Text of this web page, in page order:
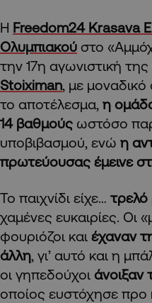
Η Freedom24 Krasava
Ολυμπιακού στο
την 17η αγωνιστική της
Stoiximan, με
το αποτέλεσμα, η
14 βαθμούς ωστόσο
υποβιβασμού, ενώ η
πρωτεύουσας έμεινε
Το παιχνίδι είχε…
χαμένες ευκαιρίες. Οι
φουριόζοι και έχαναν
άλλη, γι’ αυτό και η
οι γηπεδούχοι άνοιξαν
οποίος ευστόχησε προ